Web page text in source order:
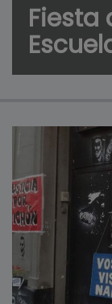
Fiesta